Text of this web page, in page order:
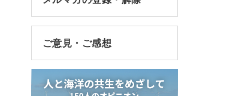
ご意見・ご感想